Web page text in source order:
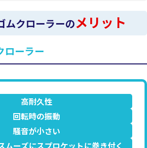
ムクローラーのメリット
ローラー
高耐久性
回転時の振動
騒音が小さい
ムーズにスプロケットに巻き付く